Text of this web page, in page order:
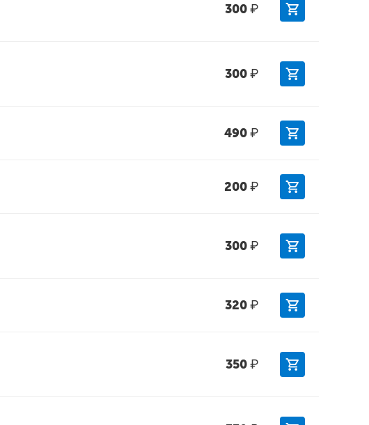
300₽
300₽
490₽
200₽
300₽
320₽
350₽